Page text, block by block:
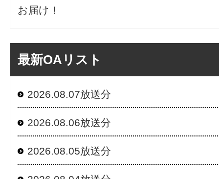
お届け！
最新OAリスト
2026.08.07放送分
2026.08.06放送分
2026.08.05放送分